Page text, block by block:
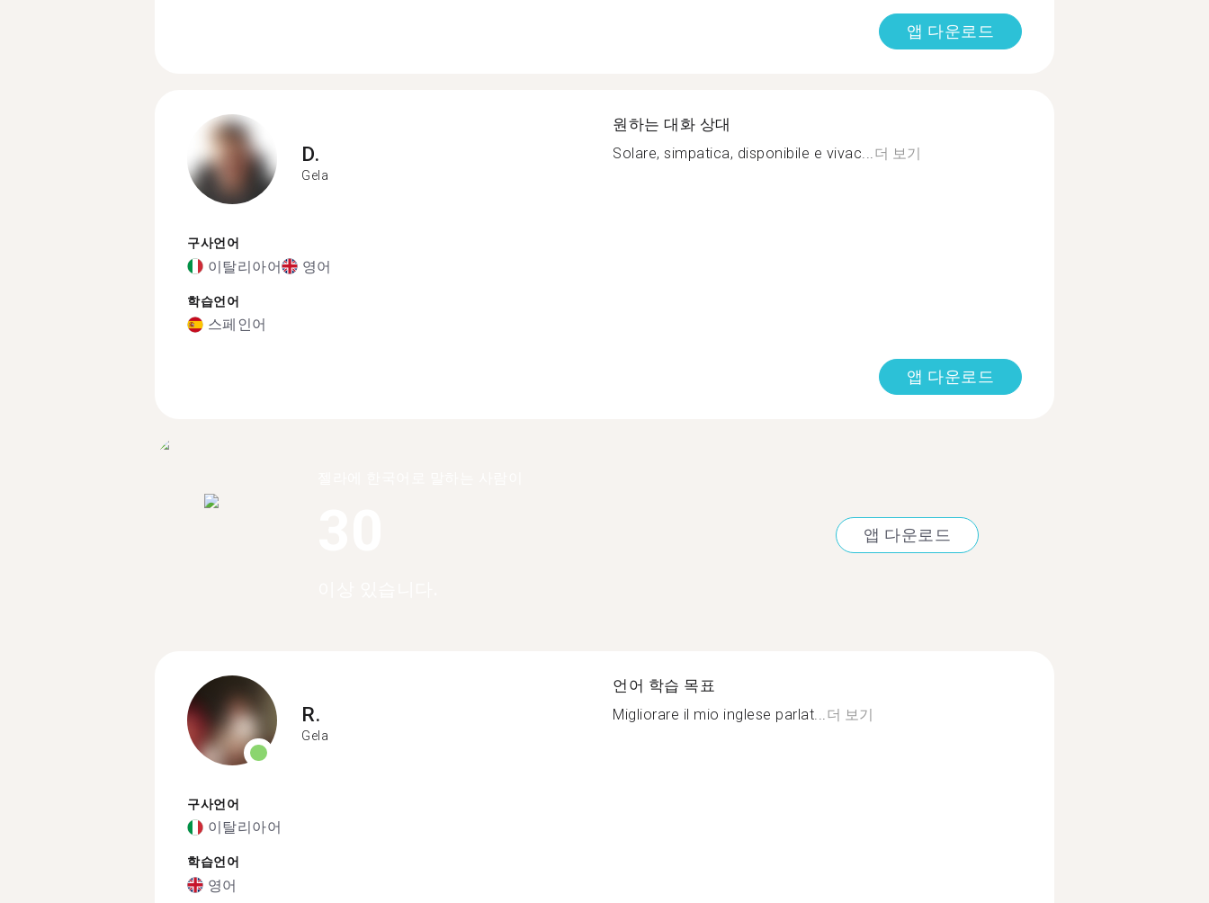
앱 다운로드
D.
Gela
구사언어
이탈리아어 영어
학습언어
스페인어
원하는 대화 상대
Solare, simpatica, disponibile e vivac...더 보기
앱 다운로드
앱 다운로드
R.
Gela
구사언어
이탈리아어
학습언어
영어
언어 학습 목표
Migliorare il mio inglese parlat... 더 보기